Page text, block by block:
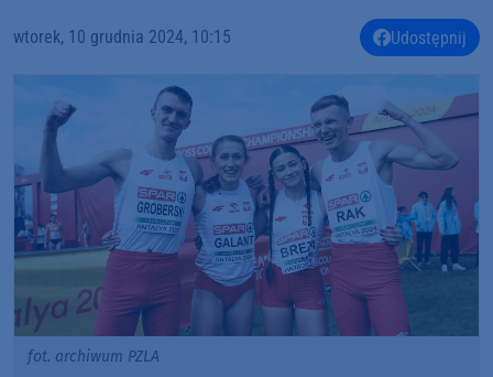
wtorek, 10 grudnia 2024, 10:15 Udostępnij
fot. archiwum PZLA